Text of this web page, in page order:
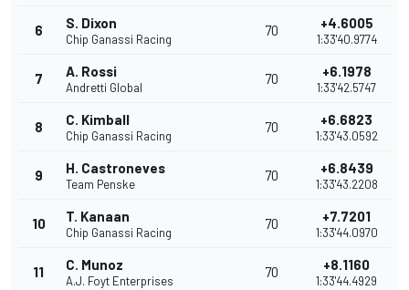
6 S. Dixon
Chip Ganassi Racing
70 +4.6005
1:33'40.9774
7 A. Rossi
Andretti Global
70 +6.1978
1:33'42.5747
8 C. Kimball
Chip Ganassi Racing
70 +6.6823
1:33'43.0592
9 H. Castroneves
Team Penske
70 +6.8439
1:33'43.2208
10 T. Kanaan
Chip Ganassi Racing
70 +7.7201
1:33'44.0970
11 C. Munoz
A.J. Foyt Enterprises
70 +8.1160
1:33'44.4929